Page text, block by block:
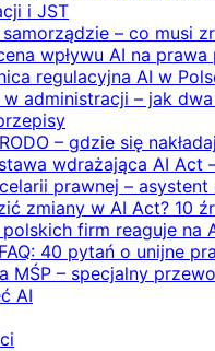
i JST
– co musi
wpływu AI na
regulacyjna AI w
w administracji – jak
– gdzie się
wdrażająca AI
prawnej –
zmiany w AI Act? 10
firm reaguje na
40 pytań o unijne
MŚP – specjalny
AI